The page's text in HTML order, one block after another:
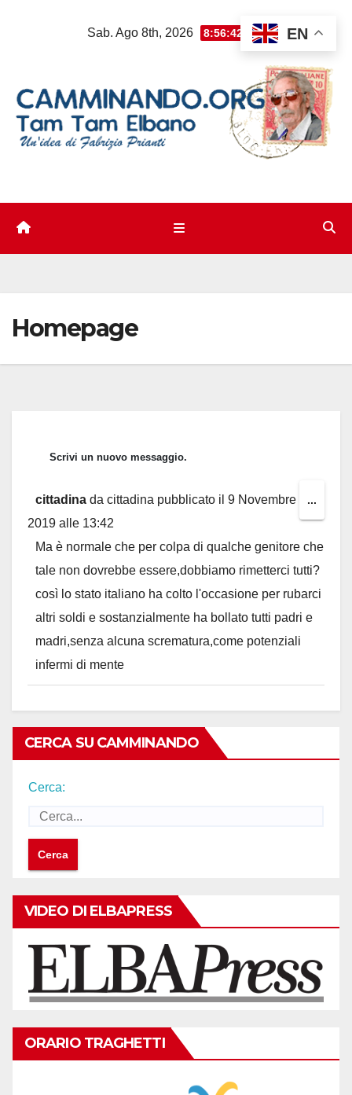
Sab. Ago 8th, 2026 8:56:43 AM
Homepage
cittadina da cittadina pubblicato il 9 Novembre
2019 alle 13:42
Ma è normale che per colpa di qualche genitore che
tale non dovrebbe essere,dobbiamo rimetterci tutti?
così lo stato italiano ha colto l'occasione per rubarci
altri soldi e sostanzialmente ha bollato tutti padri e
madri,senza alcuna scrematura,come potenziali
infermi di mente
...
this
CERCA SU CAMMINANDO
Cerca:
VIDEO DI ELBAPRESS
ORARIO TRAGHETTI
EN